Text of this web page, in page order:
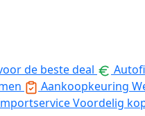
de beste deal
Aankoopkeuring
Voordelig